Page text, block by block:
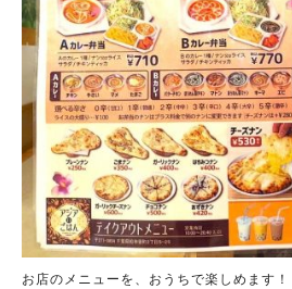
お店のメニューを、おうちで楽しめます！